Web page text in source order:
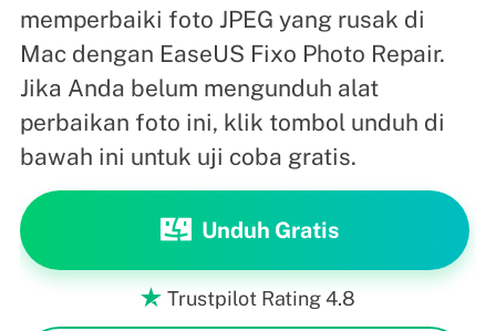
memperbaiki foto JPEG yang rusak di
Mac dengan EaseUS Fixo Photo Repair.
Jika Anda belum mengunduh alat
perbaikan foto ini, klik tombol unduh di
bawah ini untuk uji coba gratis.
Unduh Gratis
 Trustpilot Rating 4.8